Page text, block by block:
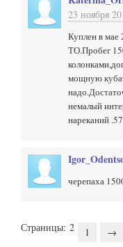
23 ноября
Куплен в мае
ТО.Пробег
мощную
немалый
нареканий
черепаха
Страницы: 2 1 →